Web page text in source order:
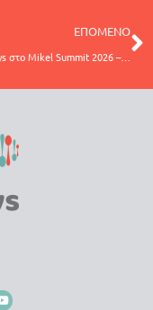
ΕΠΟΜΕΝΟ
Η FoodOxys στο Mikel Summit 2026 – Επαναπροσδιορίζοντας την αξία του καφέ μέσα από την επιστήμη